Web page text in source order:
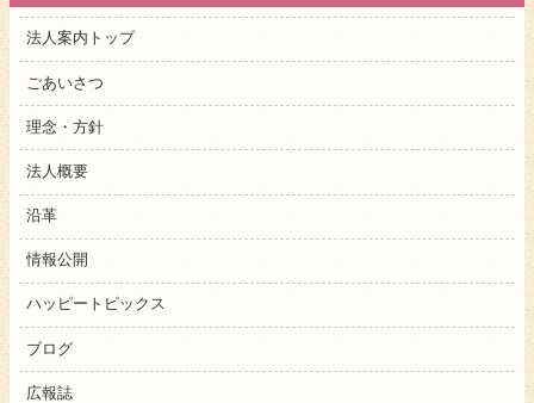
法人案内トップ
ごあいさつ
理念・方針
法人概要
沿革
情報公開
ハッピートピックス
ブログ
広報誌